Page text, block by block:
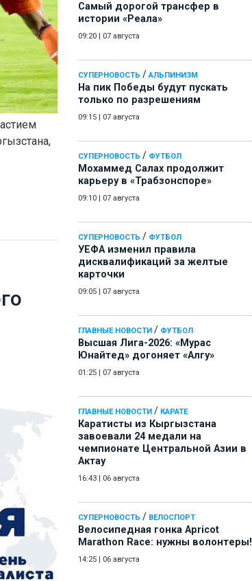
Самый дорогой трансфер в
истории «Реала»
09:20 07 августа
СУПЕРНОВОСТЬ / АЛЬПИНИЗМ
На пик Победы будут пускать
только по разрешениям
09:15 07 августа
СУПЕРНОВОСТЬ / ФУТБОЛ
Мохаммед Салах продолжит
карьеру в «Трабзонспоре»
09:10 07 августа
СУПЕРНОВОСТЬ / ФУТБОЛ
УЕФА изменил правила
дисквалификаций за желтые
карточки
09:05 07 августа
ГЛАВНЫЕ НОВОСТИ / ФУТБОЛ
Высшая Лига-2026: «Мурас
Юнайтед» догоняет «Алгу»
01:25 07 августа
ГЛАВНЫЕ НОВОСТИ / КАРАТЕ
Каратисты из Кыргызстана
завоевали 24 медали на
чемпионате Центральной Азии в
Актау
16:43 06 августа
СУПЕРНОВОСТЬ / ВЕЛОСПОРТ
Велосипедная гонка Apricot
Marathon Race: нужны волонтеры!
14:25 06 августа